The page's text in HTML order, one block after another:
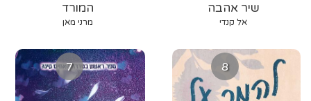
המורד
מרני מאן
שיר אהבה
אל קנדי
7 8